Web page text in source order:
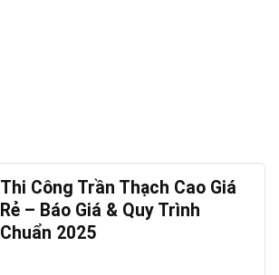
Thi Công Trần Thạch Cao Giá
Rẻ – Báo Giá & Quy Trình
Chuẩn 2025